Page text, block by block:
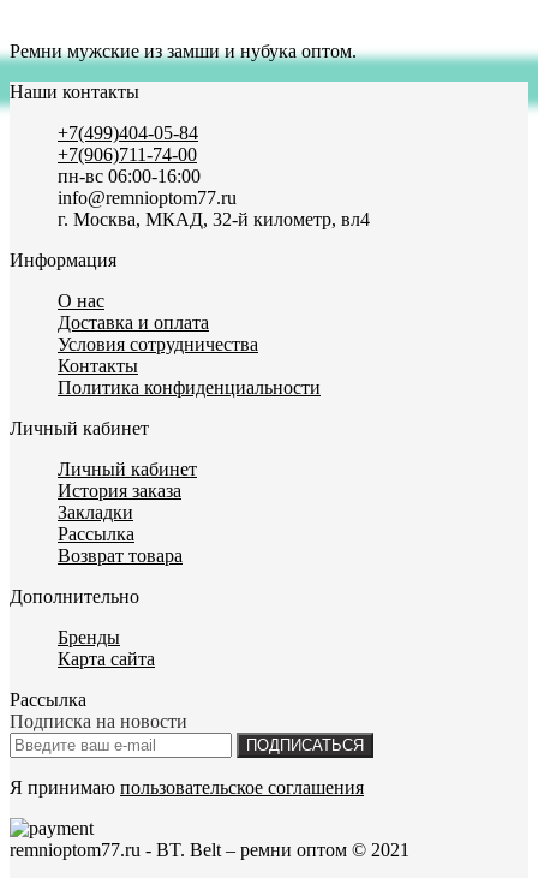
Ремни мужские из замши и нубука оптом.
Наши контакты
+7(499)404-05-84
+7(906)711-74-00
пн-вс 06:00-16:00
info@remnioptom77.ru
г. Москва, МКАД, 32-й километр, вл4
Информация
О нас
Доставка и оплата
Условия сотрудничества
Контакты
Политика конфиденциальности
Личный кабинет
Личный кабинет
История заказа
Закладки
Рассылка
Возврат товара
Дополнительно
Бренды
Карта сайта
Рассылка
Подписка на новости
ПОДПИСАТЬСЯ
Я принимаю пользовательское соглашения
remnioptom77.ru - BT. Belt – ремни оптом © 2021